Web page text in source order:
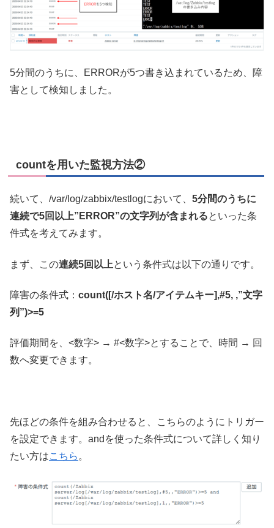
5分間のうちに、ERRORが5つ書き込まれているため、障
害として検知しました。
countを用いた監視方法②
続いて、/var/log/zabbix/testlogにおいて、 5分間のうちに
連続で5回以上”ERROR”の文字列が含まれるといった条
件式を考えてみます。
まず、この連続5回以上という条件式は以下の通りです。
障害の条件式： count([/ホスト名/アイテムキー],#5, ,”文字
列”)>=5
評価期間を、<数字> → #<数字>とすることで、時間 → 回
数へ変更できます。
先ほどの条件を組み合わせると、こちらのようにトリガー
を設定できます。andを使った条件式について詳しく知り
たい方はこちら 。